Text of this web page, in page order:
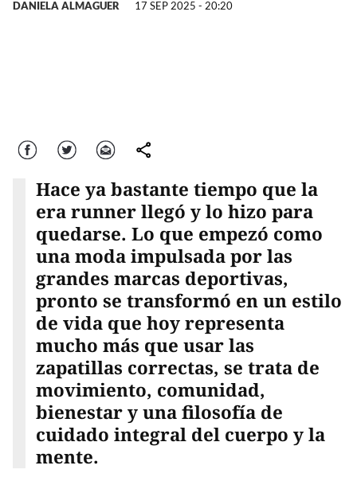
DANIELA ALMAGUER 17 SEP 2025 - 20:20
Facebook Twitter Correo comparte
Hace ya bastante tiempo que la
era runner llegó y lo hizo para
quedarse. Lo que empezó como
una moda impulsada por las
grandes marcas deportivas,
pronto se transformó en un estilo
de vida que hoy representa
mucho más que usar las
zapatillas correctas, se trata de
movimiento, comunidad,
bienestar y una filosofía de
cuidado integral del cuerpo y la
mente.